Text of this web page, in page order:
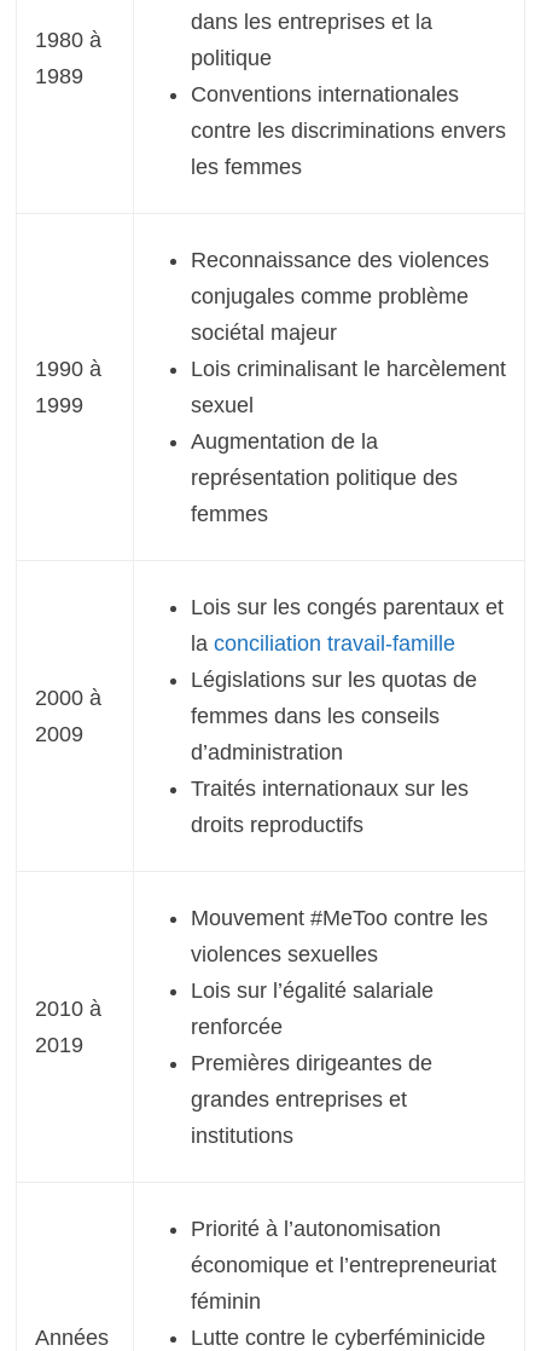
1980 à
1989
dans les entreprises et la
politique
Conventions internationales
contre les discriminations envers
les femmes
1990 à
1999
Reconnaissance des violences
conjugales comme problème
sociétal majeur
Lois criminalisant le harcèlement
sexuel
Augmentation de la
représentation politique des
femmes
2000 à
2009
Lois sur les congés parentaux et
la conciliation travail-famille
Législations sur les quotas de
femmes dans les conseils
d’administration
Traités internationaux sur les
droits reproductifs
2010 à
2019
Mouvement #MeToo contre les
violences sexuelles
Lois sur l’égalité salariale
renforcée
Premières dirigeantes de
grandes entreprises et
institutions
Années
Priorité à l’autonomisation
économique et l’entrepreneuriat
féminin
Lutte contre le cyberféminicide